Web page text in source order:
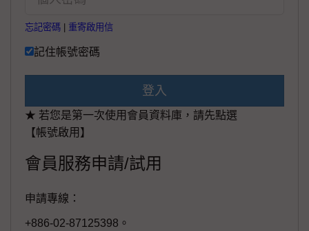
忘記密碼 重寄啟用信
記住帳號密碼
登入
★ 若您是第一次使用會員資料庫，請先點選
【帳號啟用】
會員服務申請/試用
申請專線：
+886-02-87125398。